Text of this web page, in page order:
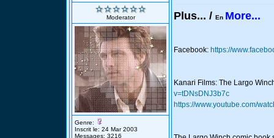
Moderator
Genre:
Inscrit le: 24 Mar 2003
Messages: 3216
Plus... / En More...
Facebook: https://
Kanari Films: The Largo
v=tDNsDNJ3b7c
https://www.youtube.com/